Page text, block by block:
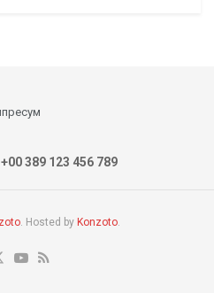
389 123 456 789
. Hosted by Konzoto.